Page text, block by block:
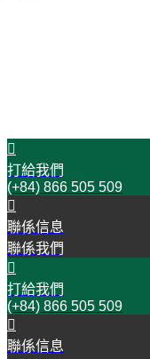
打給我們
(+84) 866 505 509
聯係信息
聯係我們
打給我們
(+84) 866 505 509
聯係信息